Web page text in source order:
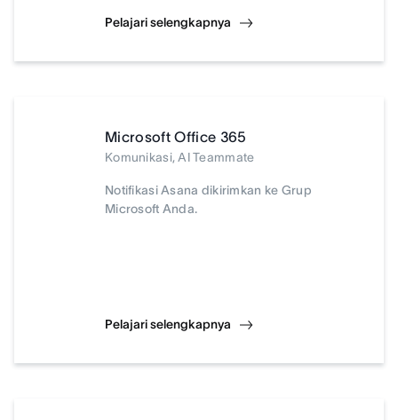
Pelajari selengkapnya
Microsoft Office 365
Komunikasi, AI Teammate
Notifikasi Asana dikirimkan ke Grup
Microsoft Anda.
Pelajari selengkapnya